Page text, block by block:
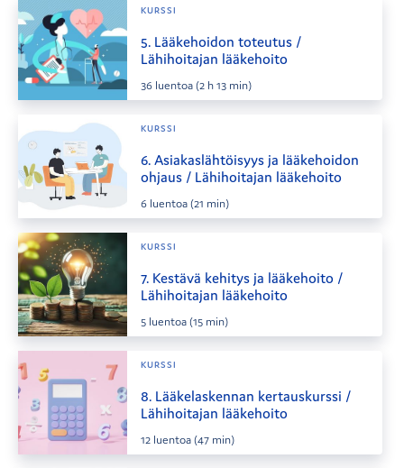
KURSSI
5. Lääkehoidon toteutus /
Lähihoitajan lääkehoito
36 luentoa(2 h 13 min)
KURSSI
6. Asiakaslähtöisyys ja lääkehoidon
ohjaus / Lähihoitajan lääkehoito
6 luentoa(21 min)
KURSSI
7. Kestävä kehitys ja lääkehoito /
Lähihoitajan lääkehoito
5 luentoa(15 min)
KURSSI
8. Lääkelaskennan kertauskurssi /
Lähihoitajan lääkehoito
12 luentoa(47 min)